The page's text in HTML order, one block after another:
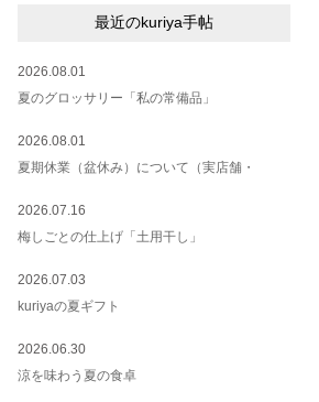
最近のkuriya手帖
2026.08.01
夏のグロッサリー「私の常備品」
2026.08.01
夏期休業（盆休み）について（実店舗・
2026.07.16
梅しごとの仕上げ「土用干し」
2026.07.03
kuriyaの夏ギフト
2026.06.30
涼を味わう夏の食卓